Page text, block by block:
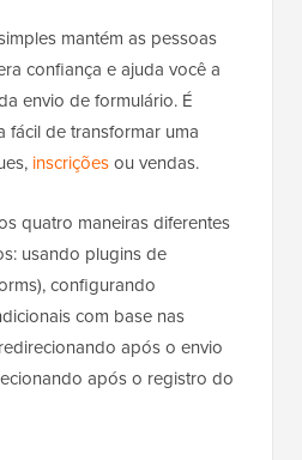
mantém as pessoas
confiança e ajuda você a
envio de formulário. É
fácil de transformar uma
inscriçõesou vendas.
quatro maneiras diferentes
usando plugins de
configurando
com base nas
após o envio
após o registro do